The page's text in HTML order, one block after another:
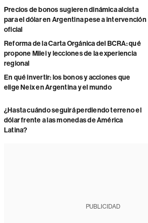
Precios de bonos sugieren dinámica alcista
para el dólar en Argentina pese a intervención
oficial
Reforma de la Carta Orgánica del BCRA: qué
propone Milei y lecciones de la experiencia
regional
En qué invertir: los bonos y acciones que
elige Neix en Argentina y el mundo
¿Hasta cuándo seguirá perdiendo terreno el
dólar frente a las monedas de América
Latina?
PUBLICIDAD